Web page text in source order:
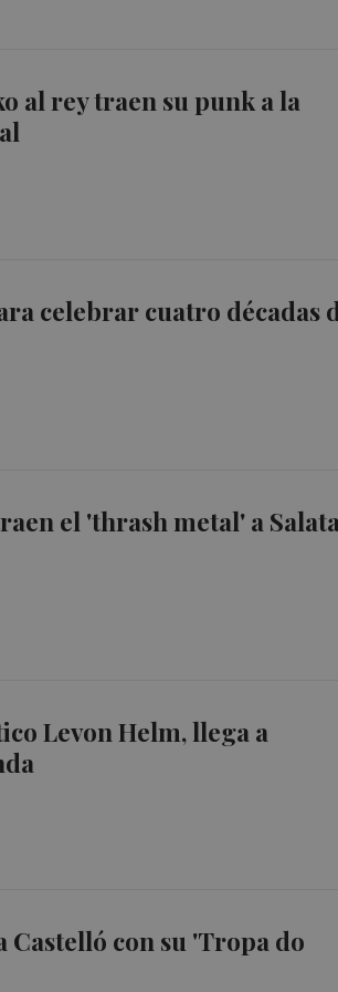
al rey traen su punk a la
celebrar cuatro décadas
el 'thrash metal' a
Levon Helm, llega a
Castelló con su 'Tropa do